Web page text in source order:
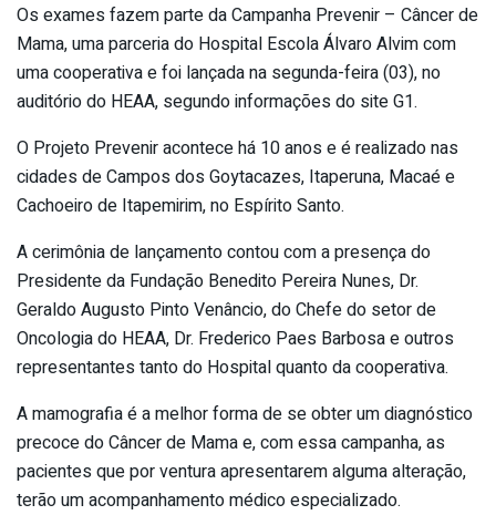
Os exames fazem parte da Campanha Prevenir – Câncer de
Mama, uma parceria do Hospital Escola Álvaro Alvim com
uma cooperativa e foi lançada na segunda-feira (03), no
auditório do HEAA, segundo informações do site G1.
O Projeto Prevenir acontece há 10 anos e é realizado nas
cidades de Campos dos Goytacazes, Itaperuna, Macaé e
Cachoeiro de Itapemirim, no Espírito Santo.
A cerimônia de lançamento contou com a presença do
Presidente da Fundação Benedito Pereira Nunes, Dr.
Geraldo Augusto Pinto Venâncio, do Chefe do setor de
Oncologia do HEAA, Dr. Frederico Paes Barbosa e outros
representantes tanto do Hospital quanto da cooperativa.
A mamografia é a melhor forma de se obter um diagnóstico
precoce do Câncer de Mama e, com essa campanha, as
pacientes que por ventura apresentarem alguma alteração,
terão um acompanhamento médico especializado.